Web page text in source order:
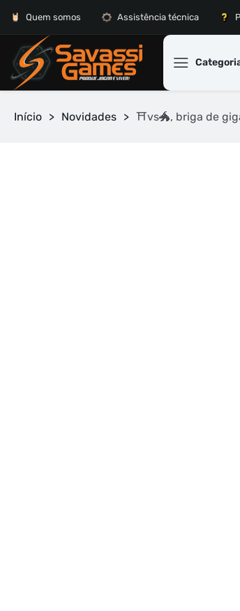
Quem somos Assistência técnica
Início > Novidades > ⛩vs🐲, briga de